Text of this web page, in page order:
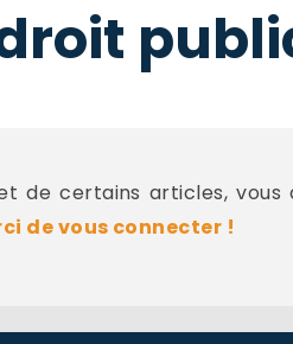
de certains articles, vous
de vous connecter !